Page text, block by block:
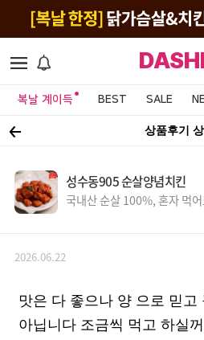
복날 계이득 BEST SALE
상품후기 상
성수동905 순살양념치킨
국내산 순살 100%, 혼자 먹
2026.06.22
맛은 다 좋으나 양 으로 믿고
아닙니다 조금씩 먹고 하실